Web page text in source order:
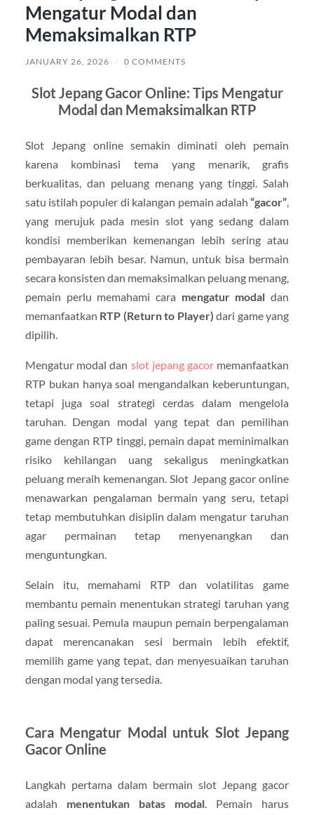
Mengatur Modal dan
Memaksimalkan RTP
JANUARY 26, 2026 / 0 COMMENTS
Slot Jepang Gacor Online: Tips Mengatur
Modal dan Memaksimalkan RTP
Slot Jepang online semakin diminati oleh pemain
karena kombinasi tema yang menarik, grafis
berkualitas, dan peluang menang yang tinggi. Salah
satu istilah populer di kalangan pemain adalah“gacor”,
yang merujuk pada mesin slot yang sedang dalam
kondisi memberikan kemenangan lebih sering atau
pembayaran lebih besar. Namun, untuk bisa bermain
secara konsisten dan memaksimalkan peluang menang,
pemain perlu memahami cara mengatur modal dan
memanfaatkan RTP (Return to Player) dari game yang
dipilih.
Mengatur modal dan slot jepang gacormemanfaatkan
RTP bukan hanya soal mengandalkan keberuntungan,
tetapi juga soal strategi cerdas dalam mengelola
taruhan. Dengan modal yang tepat dan pemilihan
game dengan RTP tinggi, pemain dapat meminimalkan
risiko kehilangan uang sekaligus meningkatkan
peluang meraih kemenangan. Slot Jepang gacor online
menawarkan pengalaman bermain yang seru, tetapi
tetap membutuhkan disiplin dalam mengatur taruhan
agar permainan tetap menyenangkan dan
menguntungkan.
Selain itu, memahami RTP dan volatilitas game
membantu pemain menentukan strategi taruhan yang
paling sesuai. Pemula maupun pemain berpengalaman
dapat merencanakan sesi bermain lebih efektif,
memilih game yang tepat, dan menyesuaikan taruhan
dengan modal yang tersedia.
Cara Mengatur Modal untuk Slot Jepang
Gacor Online
Langkah pertama dalam bermain slot Jepang gacor
adalah menentukan batas modal. Pemain harus